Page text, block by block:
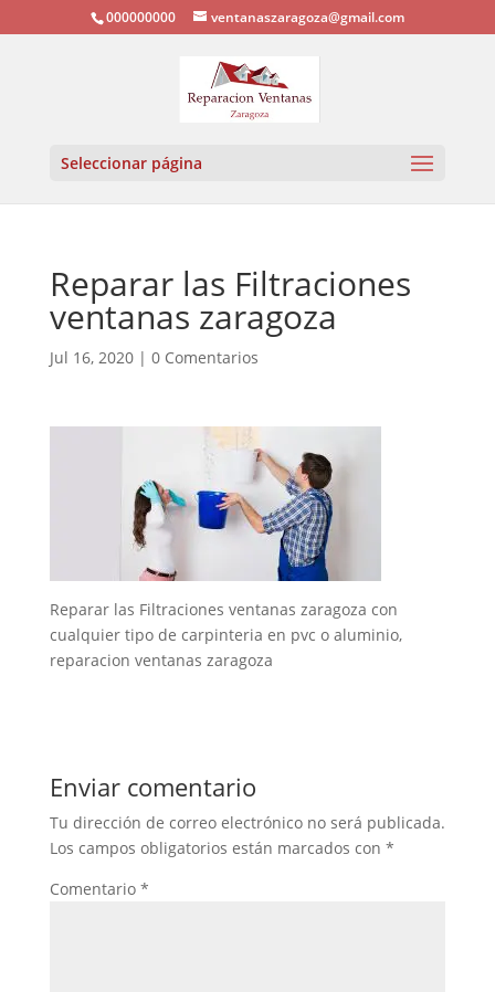
000000000 ventanaszaragoza@gmail.com
Seleccionar página
Reparar las Filtraciones
ventanas zaragoza
Jul 16, 2020| 0 Comentarios
Reparar las Filtraciones ventanas zaragoza con
cualquier tipo de carpinteria en pvc o aluminio,
reparacion ventanas zaragoza
Enviar comentario
Tu dirección de correo electrónico no será publicada.
Los campos obligatorios están marcados con *
Comentario *